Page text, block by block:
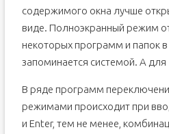
содержимого окна лучше
виде. Полноэкранный режим
некоторых программ и папок
запоминается системой. А для
В ряде программ
режимами происходит при
и Enter, тем не менее,